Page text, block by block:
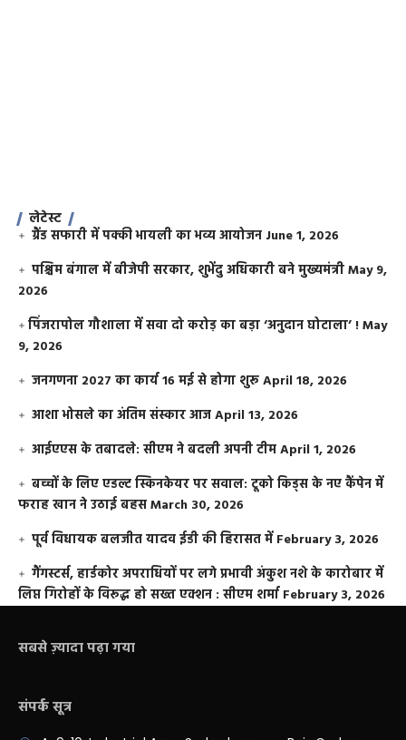
लेटेस्ट
ग्रैंड सफारी में पक्की भायली का भव्य आयोजन June 1, 2026
पश्चिम बंगाल में बीजेपी सरकार, शुभेंदु अधिकारी बने मुख्यमंत्रीMay 9,
2026
​पिंजरापोल गौशाला में सवा दो करोड़ का बड़ा ‘अनुदान घोटाला’ !May
9, 2026
जनगणना 2027 का कार्य 16 मई से होगा शुरूApril 18, 2026
आशा भोसले का अंतिम संस्कार आजApril 13, 2026
आईएएस के तबादले: सीएम ने बदली अपनी टीमApril 1, 2026
बच्चों के लिए एडल्ट स्किनकेयर पर सवाल: टूको किड्स के नए कैंपेन में
फराह खान ने उठाई बहसMarch 30, 2026
पूर्व विधायक बलजीत यादव ईडी की हिरासत में February 3, 2026
गैंगस्टर्स, हार्डकोर अपराधियों पर लगे प्रभावी अंकुश नशे के कारोबार में
लिप्त गिरोहों के विरूद्ध हो सख्त एक्शन : सीएम शर्मा February 3, 2026
सबसे ज़्यादा पढ़ा गया
संपर्क सूत्र